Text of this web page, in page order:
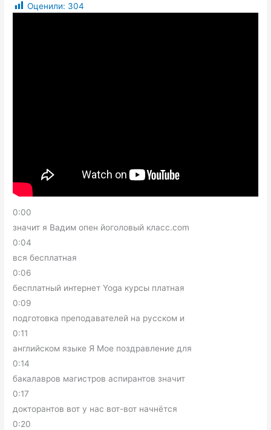
Оценили: 304
0:00
значит я Вадим опен йоголовый класс.com
0:04
вся бесплатная
0:06
бесплатный интернет Yoga курсы платная
0:09
подготовка преподавателей на русском и
0:11
английском языке Я Мое поздравление для
0:14
бакалавров магистров аспирантов значит
0:17
докторантов вот у нас вот-вот начнётся
0:20